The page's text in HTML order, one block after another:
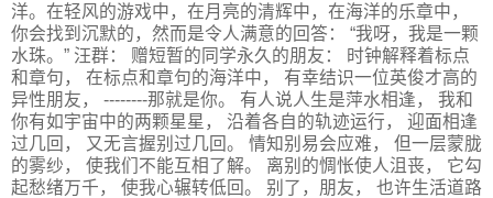
洋。在轻风的游戏中，在月亮的清辉中，在海洋的乐章中，
你会找到沉默的，然而是令人满意的回答： “我呀，我是一颗
水珠。” 汪群： 赠短暂的同学永久的朋友： 时钟解释着标点
和章句， 在标点和章句的海洋中， 有幸结识一位英俊才高的
异性朋友， --------那就是你。 有人说人生是萍水相逢， 我和
你有如宇宙中的两颗星星， 沿着各自的轨迹运行， 迎面相逢
过几回， 又无言握别过几回。 情知别易会应难， 但一层蒙胧
的雾纱， 使我们不能互相了解。 离别的惆怅使人沮丧， 它勾
起愁绪万千， 使我心辗转低回。 别了，朋友， 也许生活道路